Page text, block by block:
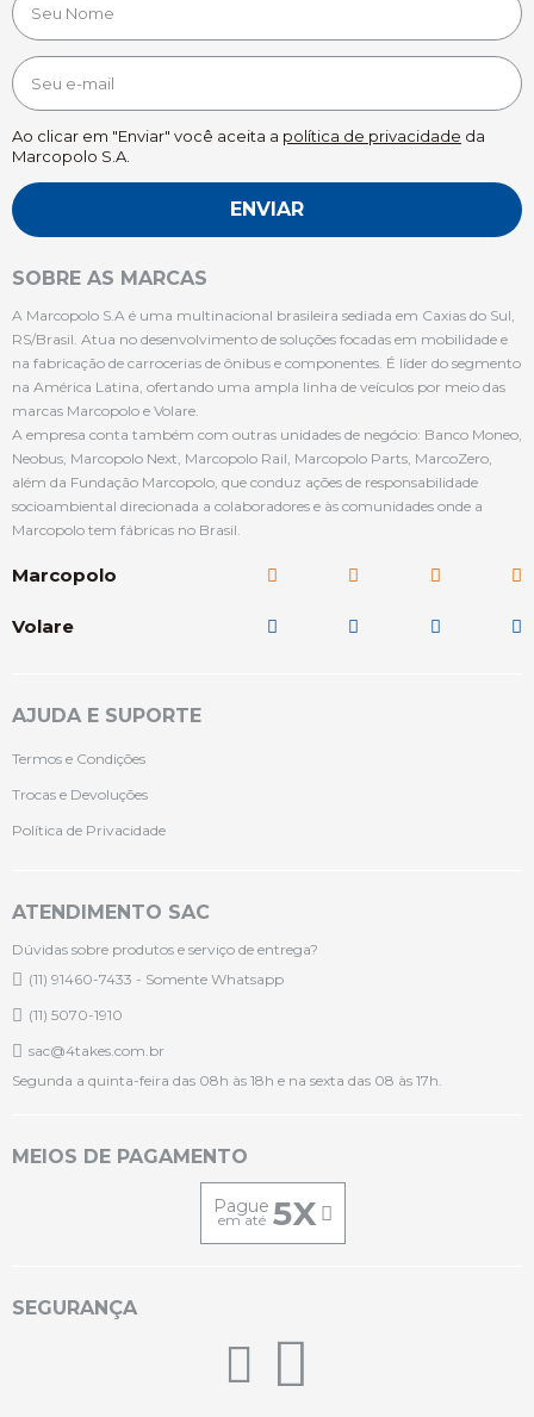
Ao clicar em "Enviar" você aceita a política de privacidade da
Marcopolo S.A.
ENVIAR
SOBRE AS MARCAS
A Marcopolo S.A é uma multinacional brasileira sediada em Caxias do Sul,
RS/Brasil. Atua no desenvolvimento de soluções focadas em mobilidade e
na fabricação de carrocerias de ônibus e componentes. É líder do segmento
na América Latina, ofertando uma ampla linha de veículos por meio das
marcas Marcopolo e Volare.
A empresa conta também com outras unidades de negócio: Banco Moneo,
Neobus, Marcopolo Next, Marcopolo Rail, Marcopolo Parts, MarcoZero,
além da Fundação Marcopolo, que conduz ações de responsabilidade
socioambiental direcionada a colaboradores e às comunidades onde a
Marcopolo tem fábricas no Brasil.
Marcopolo
Volare
AJUDA E SUPORTE
Termos e Condições
Trocas e Devoluções
Política de Privacidade
ATENDIMENTO SAC
Dúvidas sobre produtos e serviço de entrega?
(11) 91460-7433 - Somente Whatsapp
(11) 5070-1910
sac@4takes.com.br
Segunda a quinta-feira das 08h às 18h e na sexta das 08 às 17h.
MEIOS DE PAGAMENTO
Pague
em até 5X
SEGURANÇA